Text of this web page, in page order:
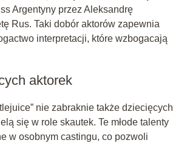
Argentyny przez Aleksandrę
Rus. Taki dobór aktorów zapewnia
interpretacji, które wzbogacają
aktorek
nie zabraknie także dziecięcych
się w role skautek. Te młode talenty
w osobnym castingu, co pozwoli